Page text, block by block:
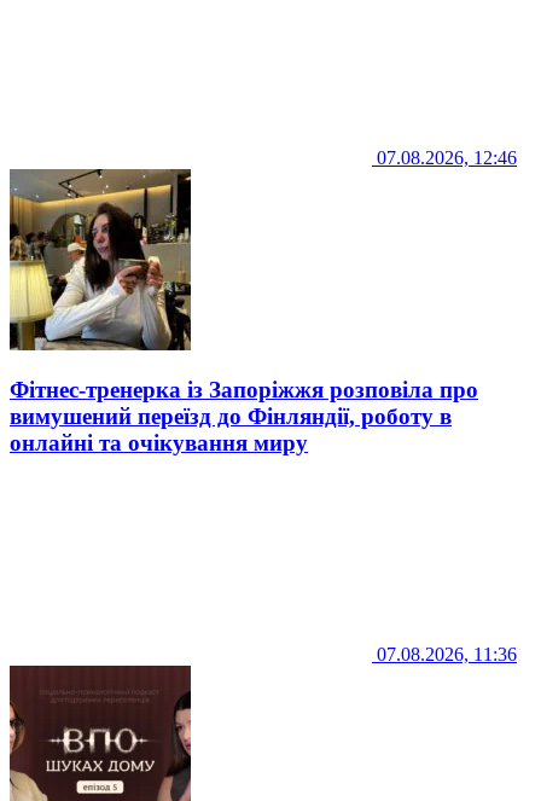
07.08.2026, 12:46
Фітнес-тренерка із Запоріжжя розповіла про
вимушений переїзд до Фінляндії, роботу в
онлайні та очікування миру
07.08.2026, 11:36